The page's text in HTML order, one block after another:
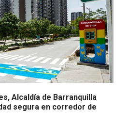
Alcaldía de Barranquilla
segura en corredor de